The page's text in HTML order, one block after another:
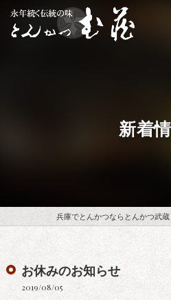
新着
兵庫でとんかつならとんかつ武蔵
お休みのお知らせ
2019/08/05